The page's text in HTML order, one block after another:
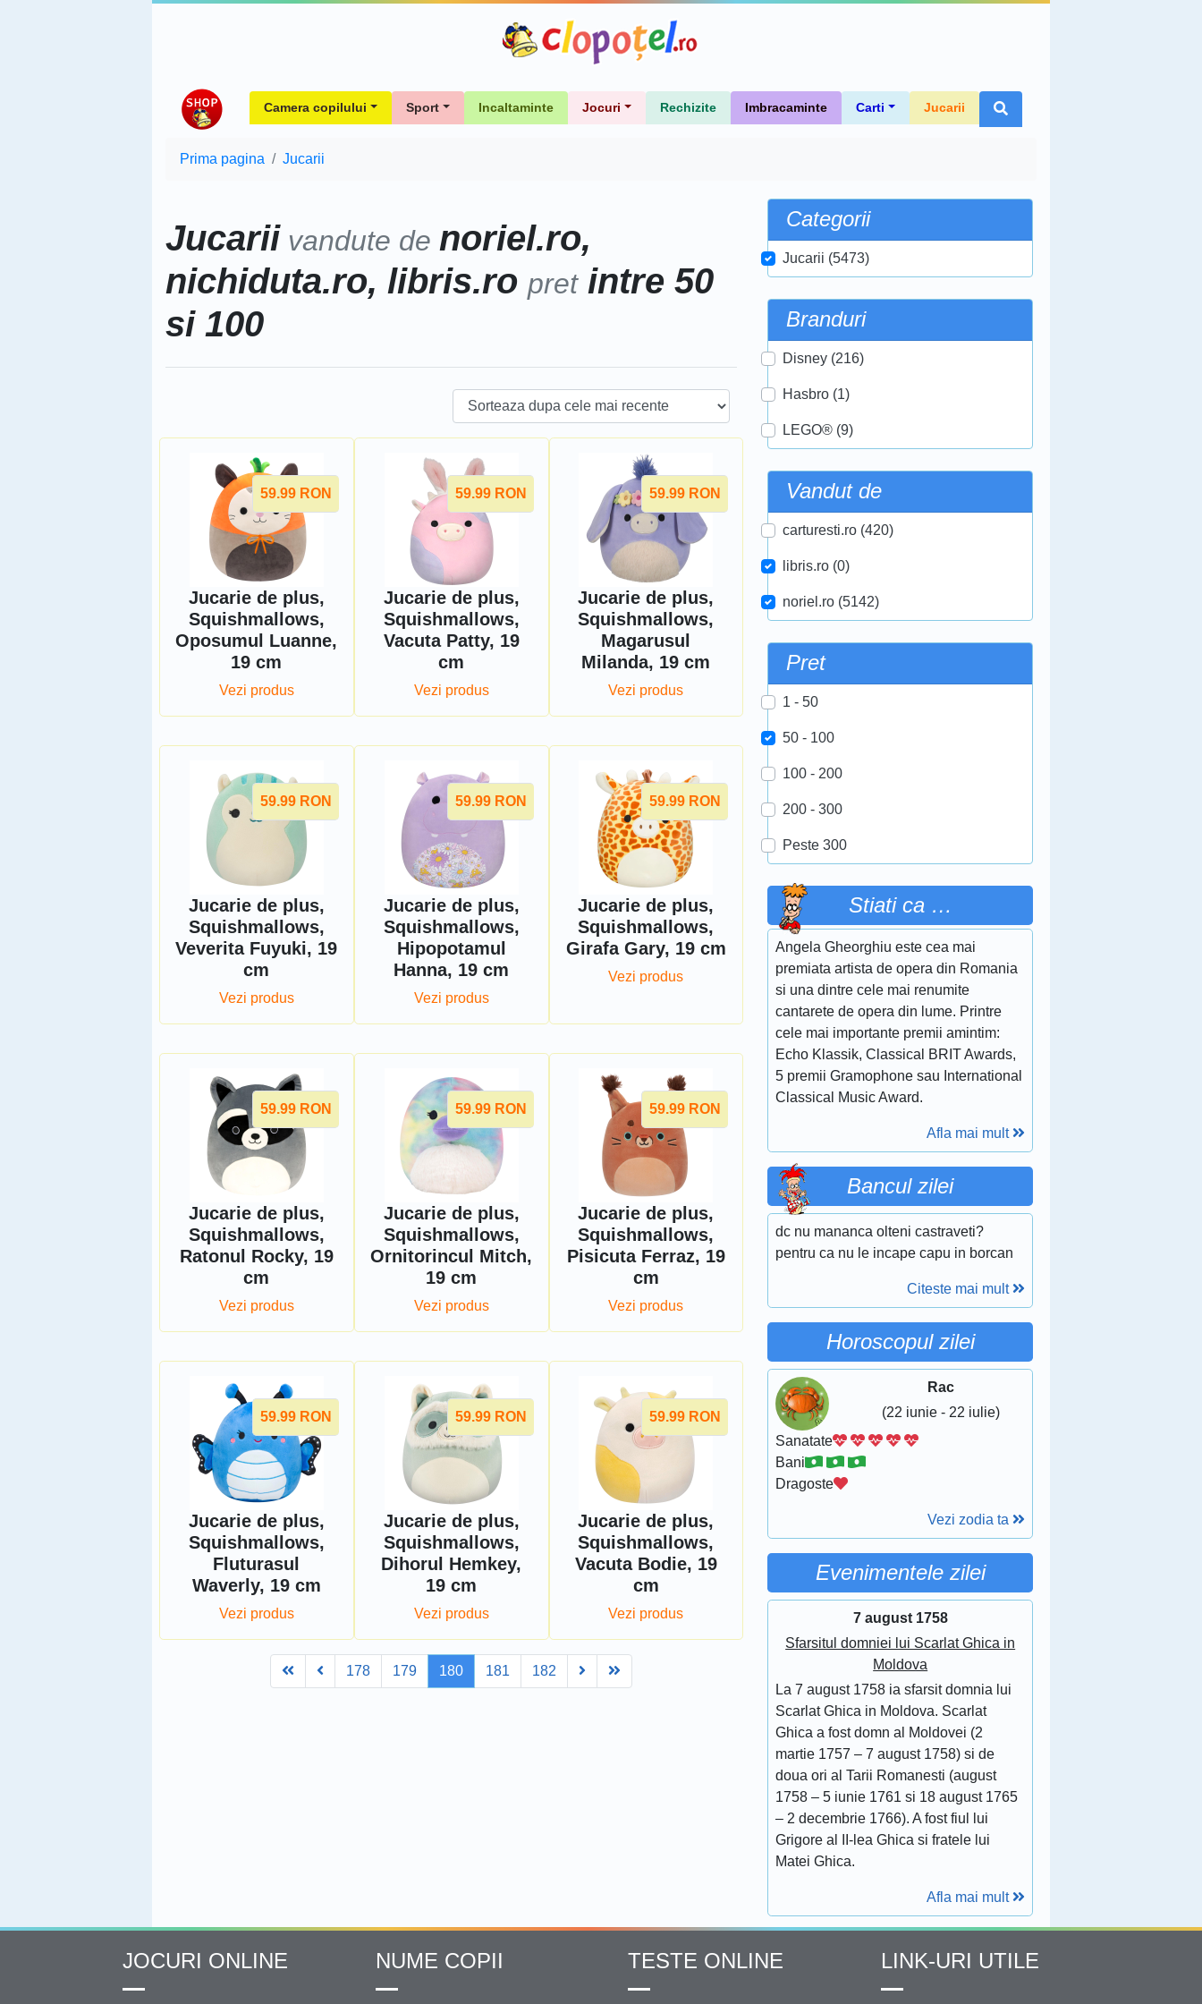
Camera copilului Sport Incaltaminte Jocuri Rechizite Imbracaminte Carti Jucarii
Prima pagina Jucarii
Jucarii vandute de noriel.ro,
nichiduta.ro, libris.ro pretintre 50
si 100
59.99 RON
Jucarie de plus,
Squishmallows,
Oposumul Luanne,
19 cm
Vezi produs
59.99 RON
Jucarie de plus,
Squishmallows,
Vacuta Patty, 19
cm
Vezi produs
59.99 RON
Jucarie de plus,
Squishmallows,
Magarusul
Milanda, 19 cm
Vezi produs
59.99 RON
Jucarie de plus,
Squishmallows,
Veverita Fuyuki, 19
cm
Vezi produs
59.99 RON
Jucarie de plus,
Squishmallows,
Hipopotamul
Hanna, 19 cm
Vezi produs
59.99 RON
Jucarie de plus,
Squishmallows,
Girafa Gary, 19 cm
Vezi produs
59.99 RON
Jucarie de plus,
Squishmallows,
Ratonul Rocky, 19
cm
Vezi produs
59.99 RON
Jucarie de plus,
Squishmallows,
Ornitorincul Mitch,
19 cm
Vezi produs
59.99 RON
Jucarie de plus,
Squishmallows,
Pisicuta Ferraz, 19
cm
Vezi produs
59.99 RON
Jucarie de plus,
Squishmallows,
Fluturasul
Waverly, 19 cm
Vezi produs
59.99 RON
Jucarie de plus,
Squishmallows,
Dihorul Hemkey,
19 cm
Vezi produs
59.99 RON
Jucarie de plus,
Squishmallows,
Vacuta Bodie, 19
cm
Vezi produs
FirstPrev178 179 180 181 182 Next
Categorii
Jucarii (5473)
Branduri
Disney (216)
Hasbro (1)
LEGO® (9)
Vandut de
carturesti.ro (420)
libris.ro (0)
noriel.ro (5142)
Pret
1 - 50
50 - 100
100 - 200
200 - 300
Peste 300
Stiati ca …
Angela Gheorghiu este cea mai
premiata artista de opera din Romania
si una dintre cele mai renumite
cantarete de opera din lume. Printre
cele mai importante premii amintim:
Echo Klassik, Classical BRIT Awards,
5 premii Gramophone sau International
Classical Music Award.
Afla mai mult
Bancul zilei
dc nu mananca olteni castraveti?
pentru ca nu le incape capu in borcan
Citeste mai mult
Horoscopul zilei
Rac
(22 iunie - 22 iulie)
Sanatate
Bani
Dragoste
Vezi zodia ta
Evenimentele zilei
7 august 1758
Sfarsitul domniei lui Scarlat Ghica in
Moldova
La 7 august 1758 ia sfarsit domnia lui
Scarlat Ghica in Moldova. Scarlat
Ghica a fost domn al Moldovei (2
martie 1757 – 7 august 1758) si de
doua ori al Tarii Romanesti (august
1758 – 5 iunie 1761 si 18 august 1765
– 2 decembrie 1766). A fost fiul lui
Grigore al II-lea Ghica si fratele lui
Matei Ghica.
Afla mai mult
JOCURI ONLINE NUME COPII TESTE ONLINE LINK-URI UTILE